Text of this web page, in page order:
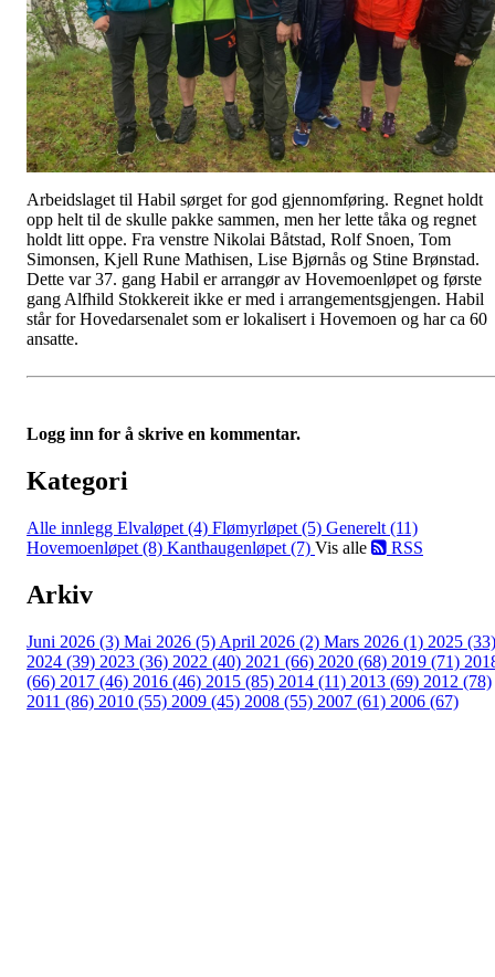
Arbeidslaget til Habil sørget for god gjennomføring. Regnet holdt
opp helt til de skulle pakke sammen, men her lette tåka og regnet
holdt litt oppe. Fra venstre Nikolai Båtstad, Rolf Snoen, Tom
Simonsen, Kjell Rune Mathisen, Lise Bjørnås og Stine Brønstad.
Dette var 37. gang Habil er arrangør av Hovemoenløpet og første
gang Alfhild Stokkereit ikke er med i arrangementsgjengen. Habil
står for Hovedarsenalet som er lokalisert i Hovemoen og har ca 60
ansatte.
Logg inn for å skrive en kommentar.
Kategori
Alle innlegg Elvaløpet (4) Flømyrløpet (5) Generelt (11)
Hovemoenløpet (8) Kanthaugenløpet (7) Vis alle RSS
Arkiv
Juni 2026 (3) Mai 2026 (5) April 2026 (2) Mars 2026 (1) 2025 (33)
2024 (39) 2023 (36) 2022 (40) 2021 (66) 2020 (68) 2019 (71)
(66) 2017 (46) 2016 (46) 2015 (85) 2014 (11) 2013 (69) 2012 (78)
2011 (86) 2010 (55) 2009 (45) 2008 (55) 2007 (61) 2006 (67)